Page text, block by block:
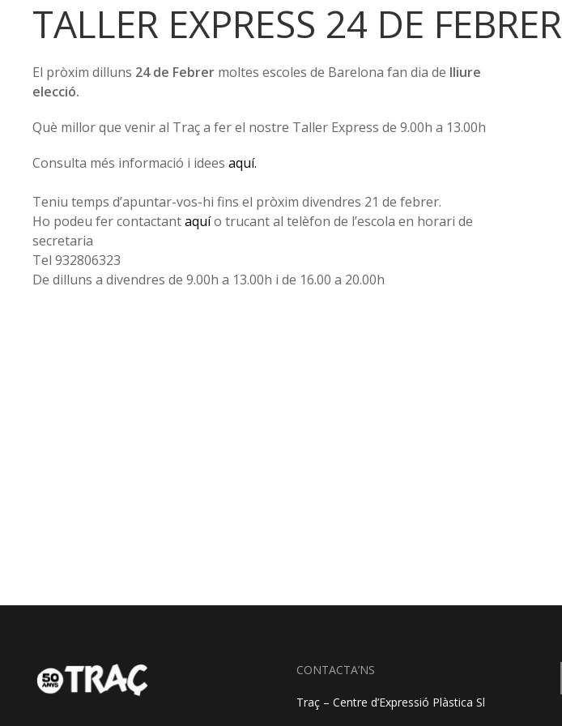
TALLER EXPRESS 24 DE FEBRER
El pròxim dilluns 24 de Febrer moltes escoles de Barelona fan dia de lliure
elecció.
Què millor que venir al Traç a fer el nostre Taller Express de 9.00h a 13.00h
Consulta més informació i idees aquí.
Teniu temps d’apuntar-vos-hi fins el pròxim divendres 21 de febrer.
Ho podeu fer contactantaquío trucant al telèfon de l’escola en horari de
secretaria
Tel 932806323
De dilluns a divendres de 9.00h a 13.00h i de 16.00 a 20.00h
CONTACTA’NS
Traç – Centre d’Expressió Plàstica Sl